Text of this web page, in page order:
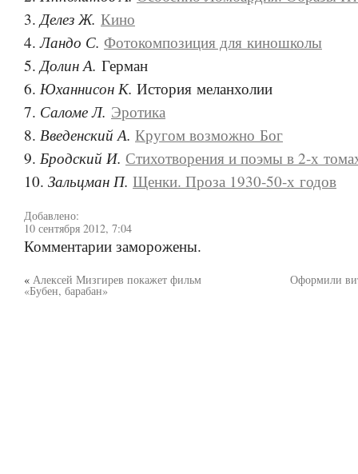
3. Делез Ж. Кино
4.Ландо С. Фотокомпозиция для киношколы
5. Долин А. Герман
6. Юханнисон К. История меланхолии
7. Саломе Л. Эротика
8. Введенский А. Кругом возможно Бог
9. Бродский И. Стихотворения и поэмы в 2-х
10. Зальцман П. Щенки. Проза 1930-50-х годов
Добавлено:
10 сентября 2012, 7:04
Комментарии заморожены.
« Алексей Мизгирев покажет фильм
«Бубен, барабан»
Оформили